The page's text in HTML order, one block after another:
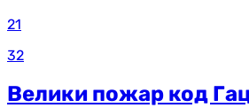
21
32
Велики пожар код